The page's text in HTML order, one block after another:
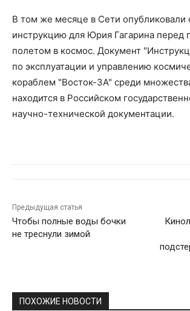
В том же месяце в Сети опубликовали
инструкцию для Юрия Гагарина перед
полетом в космос. Документ
по эксплуатации и управлению
кораблем "Восток-3А" среди
находится в Российском
научно-технической документации.
Предыдущая статья
Чтобы полные воды бочки
не треснули зимой
ПОХОЖИЕ НОВОСТИ